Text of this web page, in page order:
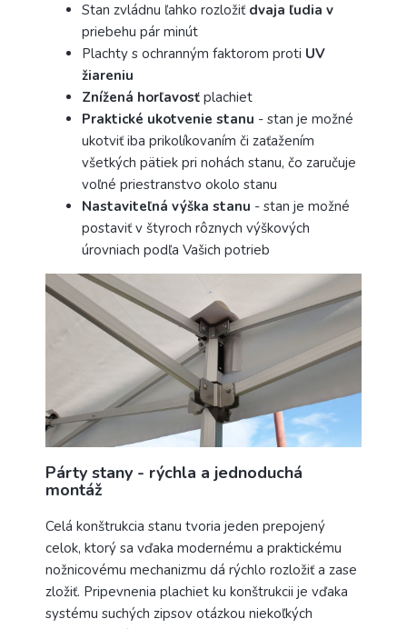
Stan zvládnu ľahko rozložiť dvaja ľudia v
priebehu pár minút
Plachty s ochranným faktorom proti UV
žiareniu
Znížená horľavosť plachiet
Praktické ukotvenie stanu - stan je možné
ukotviť iba prikolíkovaním či zaťažením
všetkých pätiek pri nohách stanu, čo zaručuje
voľné priestranstvo okolo stanu
Nastaviteľná výška stanu - stan je možné
postaviť v štyroch rôznych výškových
úrovniach podľa Vašich potrieb
Párty stany - rýchla a jednoduchá
montáž
Celá konštrukcia stanu tvoria jeden prepojený
celok, ktorý sa vďaka modernému a praktickému
nožnicovému mechanizmu dá rýchlo rozložiť a zase
zložiť. Pripevnenia plachiet ku konštrukcii je vďaka
systému suchých zipsov otázkou niekoľkých